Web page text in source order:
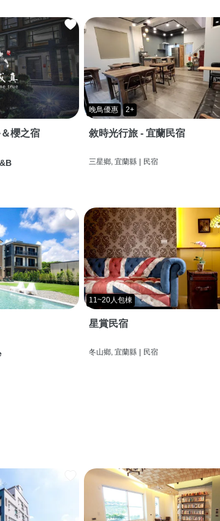
櫻之宿
晚鳥優惠 2+
敘時光行旅 - 宜蘭民宿
三星鄉, 宜蘭縣 | 民宿
11~20人包棟
星賞民宿
冬山鄉, 宜蘭縣 | 民宿